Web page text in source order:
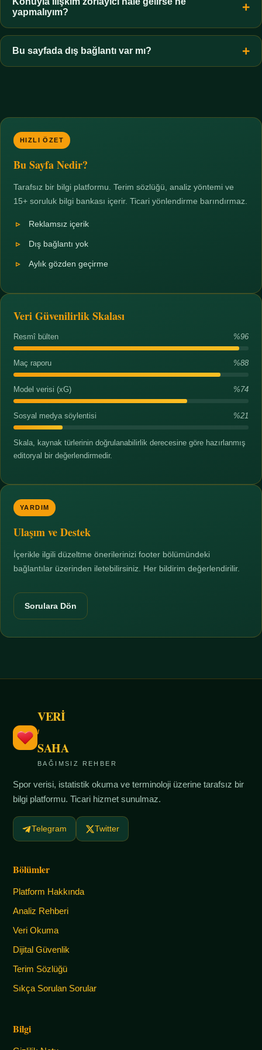
zorunluluktur.
yapmalıyım?
Zaman sınırı koyun, harcadığınız süreyi ölçün ve gerekirse
profesyonel destek alın. Türkiye'de ücretsiz danışma hatları
mevcuttur; yardım istemek güçlü bir adımdır.
Bu sayfada dış bağlantı var mı?
HIZLI ÖZET
Bu Sayfa Nedir?
Tarafsız bir bilgi platformu. Terim sözlüğü, analiz yöntemi ve
15+ soruluk bilgi bankası içerir. Ticari yönlendirme barındırmaz.
Reklamsız içerik
Dış bağlantı yok
Aylık gözden geçirme
Veri Güvenilirlik Skalası
Resmî bülten %96
Maç raporu %88
Model verisi (xG) %74
Sosyal medya söylentisi %21
Skala, kaynak türlerinin doğrulanabilirlik derecesine göre hazırlanmış
editoryal bir değerlendirmedir.
YARDIM
Ulaşım ve Destek
İçerikle ilgili düzeltme önerilerinizi footer bölümündeki
bağlantılar üzerinden iletebilirsiniz. Her bildirim değerlendirilir.
Sorulara Dön
VERİ
/
SAHA
BAĞIMSIZ REHBER
Spor verisi, istatistik okuma ve terminoloji üzerine tarafsız bir
bilgi platformu. Ticari hizmet sunulmaz.
Telegram Twitter
Bölümler
Platform Hakkında
Analiz Rehberi
Veri Okuma
Dijital Güvenlik
Terim Sözlüğü
Sıkça Sorulan Sorular
Bilgi